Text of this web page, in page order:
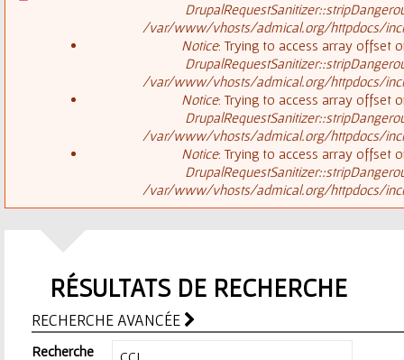
e
d
/var/www/vhosts/admical.org/httpdocs/
Notice: Trying to access array offset
/var/www/vhosts/admical.org/httpdocs/
Notice: Trying to access array offset
/var/www/vhosts/admical.org/httpdocs/
Notice: Trying to access array offset
/var/www/vhosts/admical.org/httpdocs/
RÉSULTATS DE RECHERCHE
RECHERCHE AVANCÉE
Recherche